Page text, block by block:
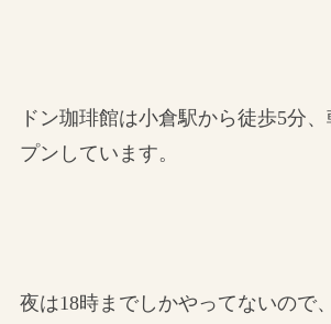
ドン珈琲館は小倉駅から徒歩5分
プンしています。
夜は18時までしかやってないので